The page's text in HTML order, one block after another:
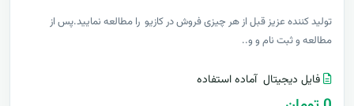
توليد کننده عزيز قبل از هر چیزی فروش در کازیو را مطالعه نمایید.پس از
مطالعه و ثبت نام و و..
فایل دیجیتال آماده استفاده